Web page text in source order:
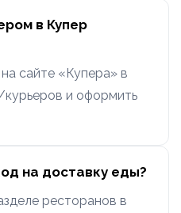
в Купер
сайте «Купера» в
и оформить
на доставку еды?
ресторанов в